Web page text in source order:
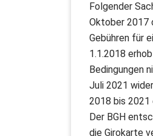
Folgender
Oktober 2017
Gebühren für
1.1.2018
Bedingungen
Juli 2021
2018 bis 2021
Der BGH
die Girokarte